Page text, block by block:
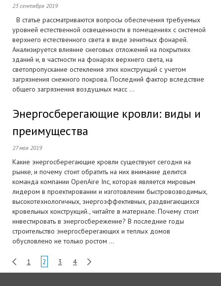
23 сентября 2019
В статье рассматриваются вопросы обеспечения требуемых
уровней естественной освещенности в помещениях с системой
верхнего естественного света в виде зенитных фонарей.
Анализируется влияние снеговых отложений на покрытиях
зданий и, в частности на фонарях верхнего света, на
светопропускание остекления этих конструкций с учетом
загрязнения снежного покрова. Последний фактор вследствие
общего загрязнения воздушных масс ...
Энергосберегающие кровли: виды и
преимущества
27 мая 2019
Какие энергосберегающие кровли существуют сегодня на
рынке, и почему стоит обратить на них внимание делится
команда компании OpenAire Inc, которая является мировым
лидером в проектировании и изготовлении быстровозводимых,
высокотехнологичных, энергоэффективных, раздвигающихся
кровельных конструкций., читайте в материале. Почему стоит
инвестировать в энергосбережение? В последние годы
строительство энергосберегающих и теплых домов
обусловлено не только ростом ...
1 2 3 4